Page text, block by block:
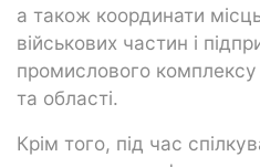
а також координати
військових частин і
промислового комплексу
та області.
Крім того, під час